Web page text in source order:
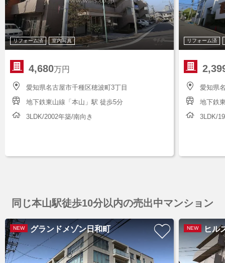
リフォーム済 室内写真
4,680万円
愛知県名古屋市千種区穂波町3丁目
地下鉄東山線「本山」駅 徒歩5分
3LDK/2002年築/南向き
リフォーム済
愛知県
地下鉄
3LDK/
同じ本山駅徒歩10分以内の売出中マンション
NEW グランドメゾン日和町 NEW ヒル